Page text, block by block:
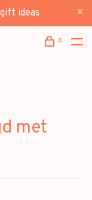
ideas
0
met